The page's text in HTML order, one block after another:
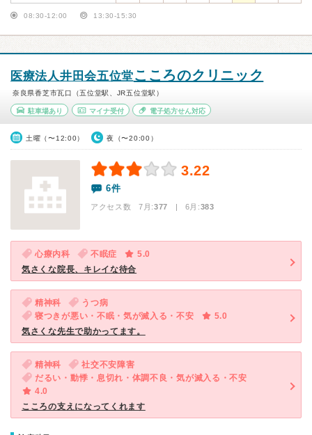
08:30-12:00 13:30-15:30
医療法人井田会五位堂こころのクリニック
奈良県香芝市瓦口（五位堂駅、JR五位堂駅）
駐車場あり マイナ受付 電子処方せん対応
土曜（〜12:00） 夜（〜20:00）
3.22
6件
アクセス数 7月:377 | 6月:383
心療内科 不眠症
5.0
気さくな院長、キレイな待合
精神科
うつ病
寝つきが悪い・不眠・気が滅入る・不安
5.0
気さくな先生で助かってます。
精神科
社交不安障害
だるい・動悸・息切れ・体調不良・気が滅入る・不安
4.0
こころの支えになってくれます